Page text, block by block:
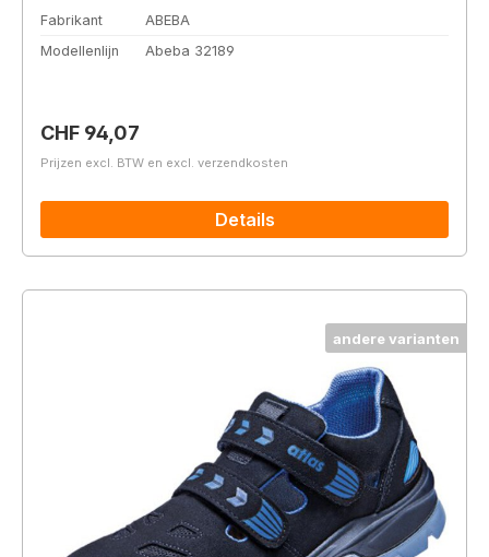
Fabrikant
ABEBA
Modellenlijn
Abeba 32189
Normale prijs:
CHF 94,07
Prijzen excl. BTW en excl. verzendkosten
Details
andere varianten